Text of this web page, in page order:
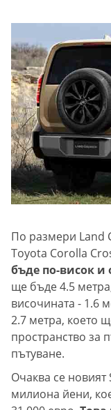
По размери Land
Toyota Corolla
бъде по-висок и
ще бъде 4.5
височината - 1.6
2.7 метра, което
пространство за
пътуване.
Очаква се
милиона йени,